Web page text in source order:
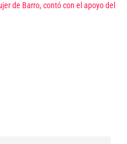
de Barro, contó con el apoyo del